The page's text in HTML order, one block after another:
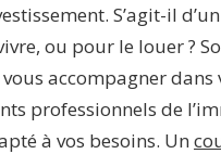
S’agit-il
ou pour le louer ?
accompagner
professionnels de
à vos besoins. Un